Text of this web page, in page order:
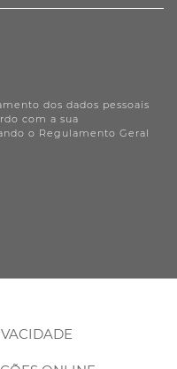
dos dados pessoais
com a sua
o Regulamento Geral